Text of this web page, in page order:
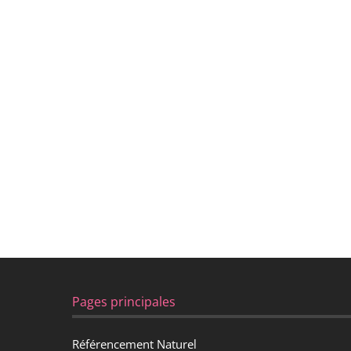
Pages principales
Référencement Naturel